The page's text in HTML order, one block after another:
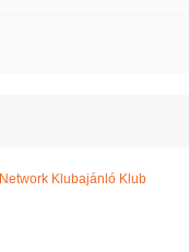
Network Klubajánló Klub